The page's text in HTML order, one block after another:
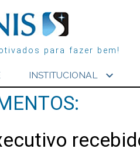
para fazer bem!
INSTITUCIONAL expand_more